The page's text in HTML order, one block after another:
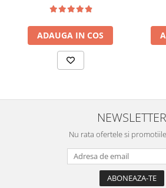
ADAUGA IN COS
NEWSLETTER
Nu rata ofertele si